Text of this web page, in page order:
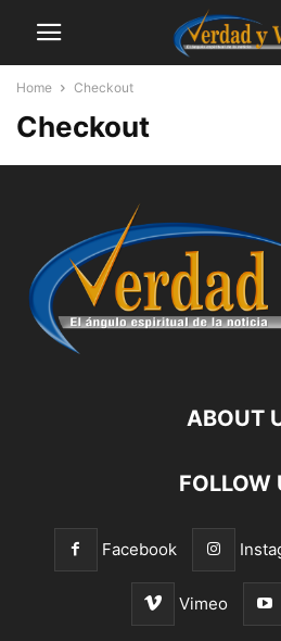
Home Checkout
Checkout
ABOUT
FOLLOW
Facebook
Vimeo